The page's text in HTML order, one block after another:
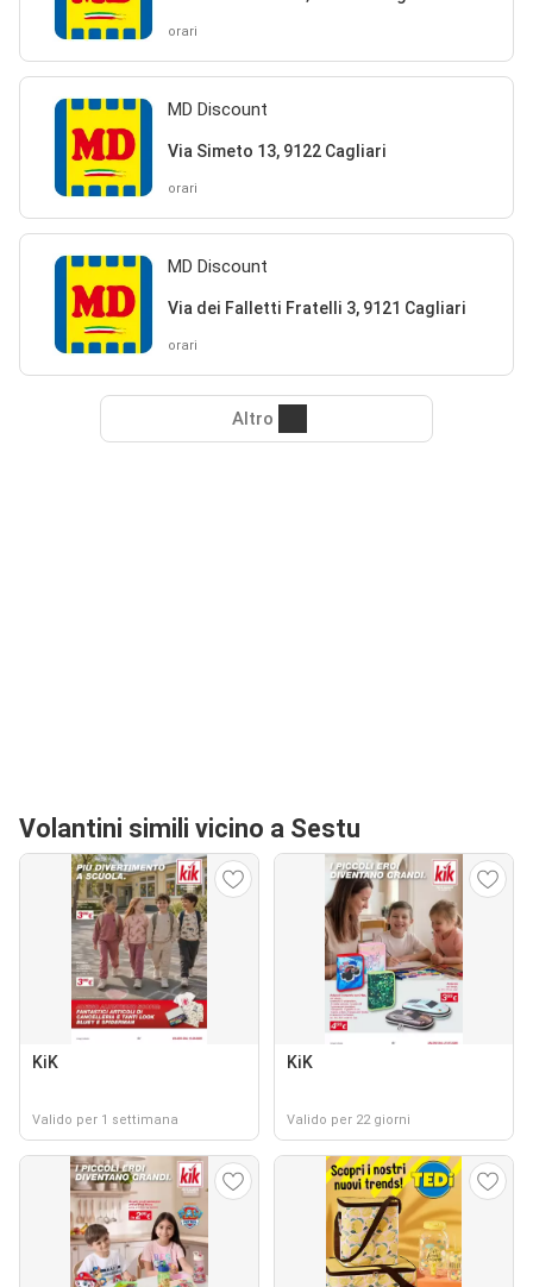
orari
MD Discount
Via Simeto 13, 9122 Cagliari
orari
MD Discount
Via dei Falletti Fratelli 3, 9121 Cagliari
orari
Altro
Volantini simili vicino a Sestu
KiK
Valido per 1 settimana
KiK
Valido per 22 giorni